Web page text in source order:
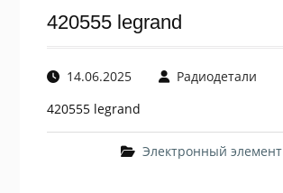
420555 legrand
14.06.2025
Радиодетали
420555 legrand
Электронный элемент